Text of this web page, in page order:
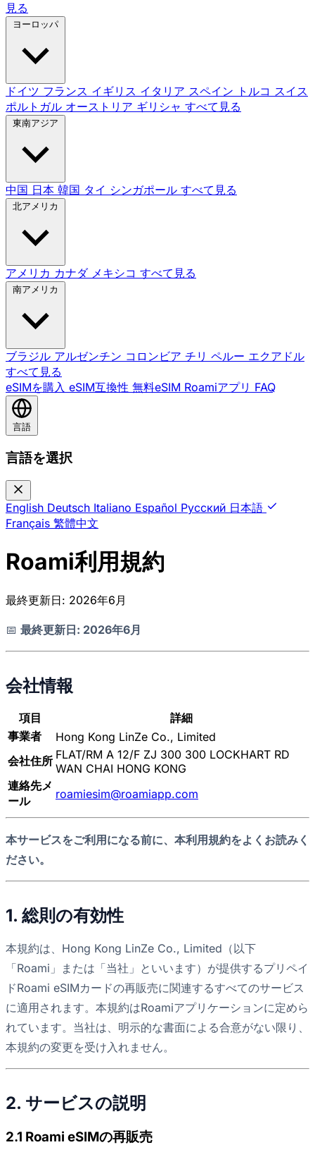
見る
ヨーロッパ
ドイツ フランス イギリス イタリア スペイン トルコ スイス
ポルトガル オーストリア ギリシャ すべて見る
東南アジア
中国 日本 韓国 タイ シンガポール すべて見る
北アメリカ
アメリカ カナダ メキシコ すべて見る
南アメリカ
ブラジル アルゼンチン コロンビア チリ ペルー エクアドル
すべて見る
eSIMを購入 eSIM互換性 無料eSIM Roamiアプリ FAQ
言語
言語を選択
English Deutsch Italiano Español Русский 日本語
Français 繁體中文
Roami利用規約
最終更新日: 2026年6月
📅 最終更新日: 2026年6月
会社情報
項目
詳細
事業者
Hong Kong LinZe Co., Limited
会社住所 FLAT/RM A 12/F ZJ 300 300 LOCKHART RD
WAN CHAI HONG KONG
連絡先メ
ール
roamiesim@roamiapp.com
本サービスをご利用になる前に、本利用規約をよくお読みく
ださい。
1. 総則の有効性
本規約は、Hong Kong LinZe Co., Limited（以下
「Roami」または「当社」といいます）が提供するプリペイ
ドRoami eSIMカードの再販売に関連するすべてのサービス
に適用されます。本規約はRoamiアプリケーションに定めら
れています。当社は、明示的な書面による合意がない限り、
本規約の変更を受け入れません。
2. サービスの説明
2.1 Roami eSIMの再販売